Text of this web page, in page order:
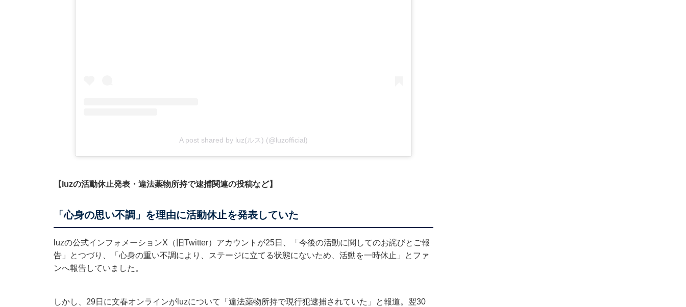
A post shared by luz(ルス) (@luzofficial)
【luzの活動休止発表・違法薬物所持で逮捕関連の投稿など】
「心身の思い不調」を理由に活動休止を発表していた
luzの公式インフォメーションX（旧Twitter）アカウントが25日、「今後の活動に関してのお詫びとご報
告」とつづり、「心身の重い不調により、ステージに立てる状態にないため、活動を一時休止」とファ
ンへ報告していました。
しかし、29日に文春オンラインがluzについて「違法薬物所持で現行犯逮捕されていた」と報道。翌30